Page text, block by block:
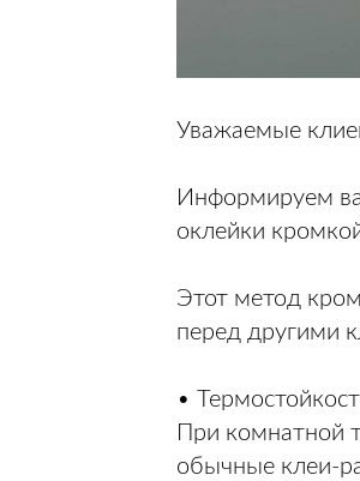
Уважаемые
Информируем
оклейки
Этот метод
перед другими
•
При комнатной
обычные клеи-